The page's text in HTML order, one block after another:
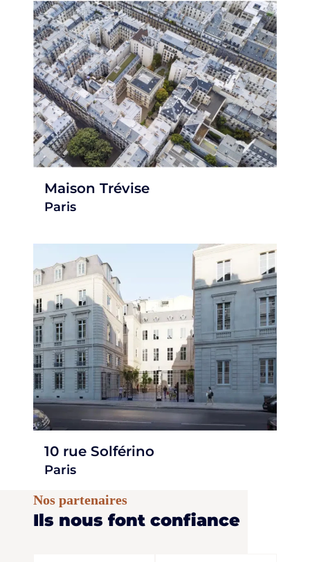
Maison Trévise
Paris
10 rue Solférino
Paris
Nos partenaires
Ils nous font confiance